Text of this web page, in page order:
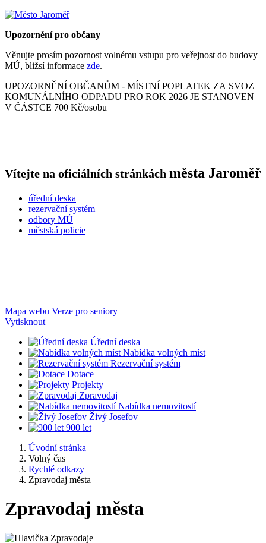
Upozornění pro občany
Věnujte prosím pozornost volnému vstupu pro veřejnost do budovy
MÚ, bližsí informace zde.
UPOZORNĚNÍ OBČANŮM - MÍSTNÍ POPLATEK ZA SVOZ
KOMUNÁLNÍHO ODPADU PRO ROK 2026 JE STANOVEN
V ČÁSTCE 700 Kč/osobu
Vítejte na oficiálních stránkách města Jaroměř
úřední deska
rezervační systém
odbory MÚ
městská policie
Mapa webu Verze pro seniory
Vytisknout
Úřední deska
Nabídka volných míst
Rezervační systém
Dotace
Projekty
Zpravodaj
Nabídka nemovitostí
Živý Josefov
900 let
Úvodní stránka
Volný čas
Rychlé odkazy
Zpravodaj města
Zpravodaj města